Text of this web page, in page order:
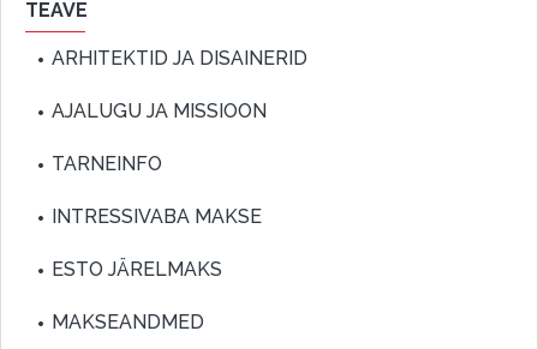
TEAVE
ARHITEKTID JA DISAINERID
AJALUGU JA MISSIOON
TARNEINFO
INTRESSIVABA MAKSE
ESTO JÄRELMAKS
MAKSEANDMED